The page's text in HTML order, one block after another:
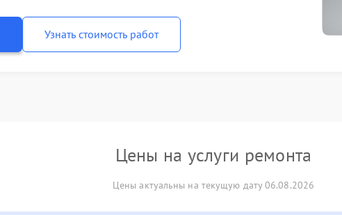
Узнать стоимость работ
Цены на услуги ремонта
Цены актуальны на текущую дату 06.08.2026